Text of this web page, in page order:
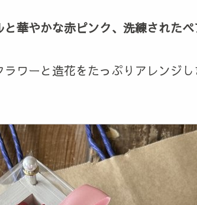
華やかな赤ピンク、洗練されたペ
ラワーと造花をたっぷりアレンジ